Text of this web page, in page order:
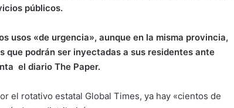
públicos.
usos «de urgencia», aunque en la misma provincia,
que podrán ser inyectadas a sus residentes ante
el diario The Paper.
el rotativo estatal Global Times, ya hay «cientos de